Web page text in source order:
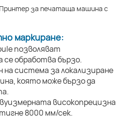
маркиране:
позволяват
обработва бързо.
на система за локализиране
която може бързо да
високопрецизна
8000 мм/сек.